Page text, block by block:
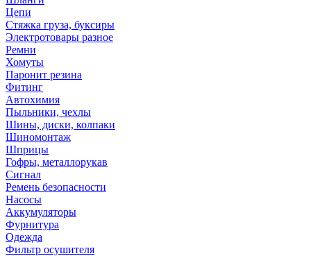
Цепи
Стяжка груза, буксиры
Электротовары разное
Ремни
Хомуты
Паронит резина
Фитинг
Автохимия
Пыльники, чехлы
Шины, диски, колпаки
Шиномонтаж
Шприцы
Гофры, металлорукав
Сигнал
Ремень безопасности
Насосы
Аккумуляторы
Фурнитура
Одежда
Фильтр осушителя